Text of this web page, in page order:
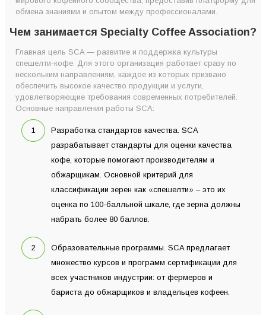
обмена знаниями и опытом между профессионалами.
Чем занимается Specialty Coffee Association?
Главная цель SCA — развитие и поддержка культуры
спешелти-кофе. Для этого организация работает сразу по
нескольким направлениям, каждое из которых призвано
обеспечить высокое качество продукции и услуги,
удовлетворяющие требования современных потребителей.
Основные направления работы SCA:
Разработка стандартов качества. SCA
разрабатывает стандарты для оценки качества
кофе, которые помогают производителям и
обжарщикам. Основной критерий для
классификации зерен как «спешелти» – это их
оценка по 100-балльной шкале, где зерна должны
набрать более 80 баллов.
Образовательные программы. SCA предлагает
множество курсов и программ сертификации для
всех участников индустрии: от фермеров и
бариста до обжарщиков и владельцев кофеен.